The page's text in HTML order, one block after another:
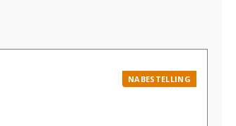
NABESTELLING